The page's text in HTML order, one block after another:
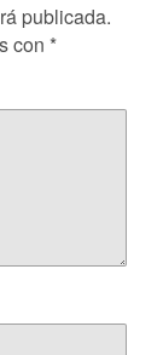
publicada.
con *